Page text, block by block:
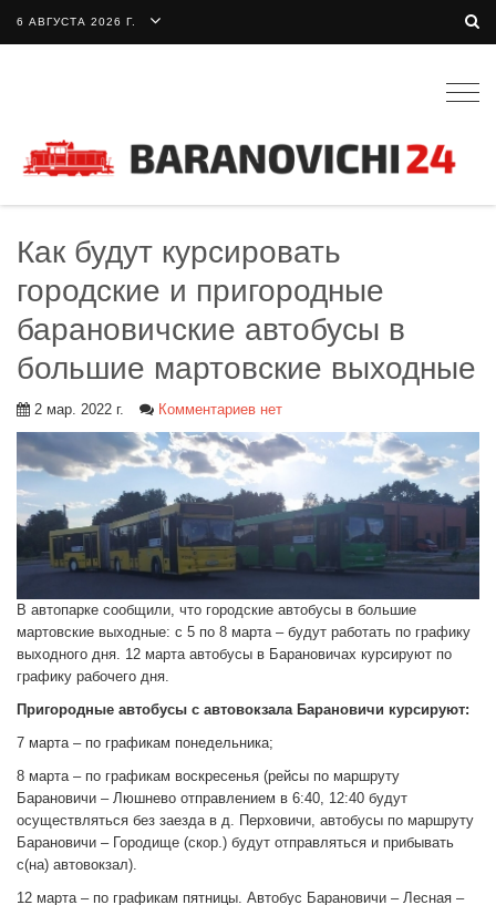
6 АВГУСТА 2026 Г.
Как будут курсировать
городские и пригородные
барановичские автобусы в
большие мартовские выходные
2 мар. 2022 г. Комментариев нет
В автопарке сообщили, что городские автобусы в большие
мартовские выходные: с 5 по 8 марта – будут работать по графику
выходного дня. 12 марта автобусы в Барановичах курсируют по
графику рабочего дня.
Пригородные автобусы с автовокзала Барановичи курсируют:
7 марта – по графикам понедельника;
8 марта – по графикам воскресенья (рейсы по маршруту
Барановичи – Люшнево отправлением в 6:40, 12:40 будут
осуществляться без заезда в д. Перховичи, автобусы по маршруту
Барановичи – Городище (скор.) будут отправляться и прибывать
с(на) автовокзал).
12 марта – по графикам пятницы. Автобус Барановичи – Лесная –